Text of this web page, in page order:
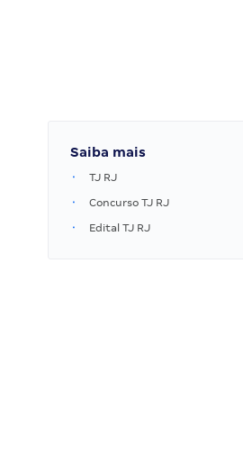
Saiba mais
TJ RJ
Concurso TJ RJ
Edital TJ RJ